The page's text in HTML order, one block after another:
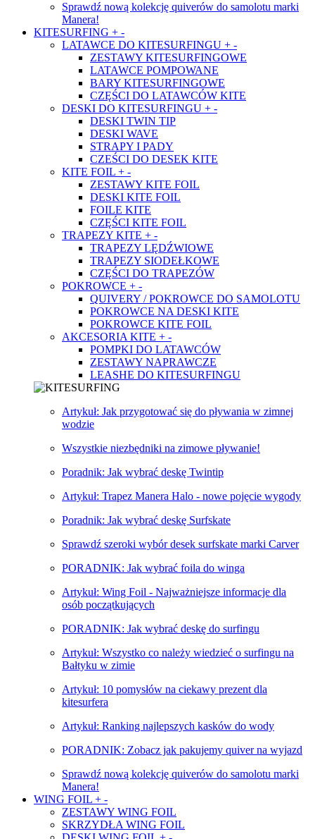
Sprawdź nową kolekcję quiverów do samolotu marki
Manera!
KITESURFING + -
LATAWCE DO KITESURFINGU + -
ZESTAWY KITESURFINGOWE
LATAWCE POMPOWANE
BARY KITESURFINGOWE
CZĘŚCI DO LATAWCÓW KITE
DESKI DO KITESURFINGU + -
DESKI TWIN TIP
DESKI WAVE
STRAPY I PADY
CZEŚCI DO DESEK KITE
KITE FOIL + -
ZESTAWY KITE FOIL
DESKI KITE FOIL
FOILE KITE
CZĘŚCI KITE FOIL
TRAPEZY KITE + -
TRAPEZY LĘDŹWIOWE
TRAPEZY SIODEŁKOWE
CZĘŚCI DO TRAPEZÓW
POKROWCE + -
QUIVERY / POKROWCE DO SAMOLOTU
POKROWCE NA DESKI KITE
POKROWCE KITE FOIL
AKCESORIA KITE + -
POMPKI DO LATAWCÓW
ZESTAWY NAPRAWCZE
LEASHE DO KITESURFINGU
Artykuł: Jak przygotować się do pływania w zimnej
wodzie
Wszystkie niezbędniki na zimowe pływanie!
Poradnik: Jak wybrać deskę Twintip
Artykuł: Trapez Manera Halo - nowe pojęcie wygody
Poradnik: Jak wybrać deskę Surfskate
Sprawdź szeroki wybór desek surfskate marki Carver
PORADNIK: Jak wybrać foila do winga
Artykuł: Wing Foil - Najważniejsze informacje dla
osób początkujących
PORADNIK: Jak wybrać deskę do surfingu
Artykuł: Wszystko co należy wiedzieć o surfingu na
Bałtyku w zimie
Artykuł: 10 pomysłów na ciekawy prezent dla
kitesurfera
Artykuł: Ranking najlepszych kasków do wody
PORADNIK: Zobacz jak pakujemy quiver na wyjazd
Sprawdź nową kolekcję quiverów do samolotu marki
Manera!
WING FOIL + -
ZESTAWY WING FOIL
SKRZYDŁA WING FOIL